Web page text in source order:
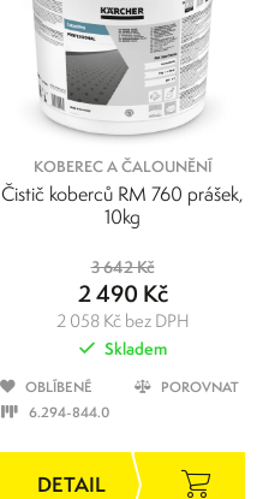
KOBEREC A ČALOUNĚNÍ
Čistič koberců RM 760 prášek,
10kg
3 642 Kč
2 490 Kč
2 058 Kč bez DPH
Skladem
OBLÍBENÉ
POROVNAT
6.294-844.0